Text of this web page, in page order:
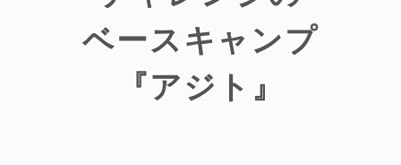
ベースキャンプ
『アジト』